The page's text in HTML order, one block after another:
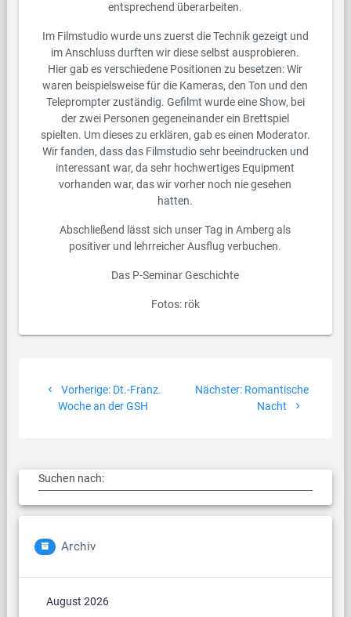
entsprechend überarbeiten.
Im Filmstudio wurde uns zuerst die Technik gezeigt und
im Anschluss durften wir diese selbst ausprobieren.
Hier gab es verschiedene Positionen zu besetzen: Wir
waren beispielsweise für die Kameras, den Ton und den
Teleprompter zuständig. Gefilmt wurde eine Show, bei
der zwei Personen gegeneinander ein Brettspiel
spielten. Um dieses zu erklären, gab es einen Moderator.
Wir fanden, dass das Filmstudio sehr beeindrucken und
interessant war, da sehr hochwertiges Equipment
vorhanden war, das wir vorher noch nie gesehen
hatten.
Abschließend lässt sich unser Tag in Amberg als
positiver und lehrreicher Ausflug verbuchen.
Das P-Seminar Geschichte
Fotos: rök
Vorherige: Vorheriger
Beitrag:
Dt.-Franz.
Woche an der GSH
Nächster: Nächster
Beitrag:
Romantische
Nacht
Suchen nach:
Archiv
August 2026